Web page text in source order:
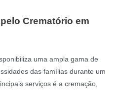
Crematório em
uma ampla gama de
das famílias durante um
serviços é a cremação,